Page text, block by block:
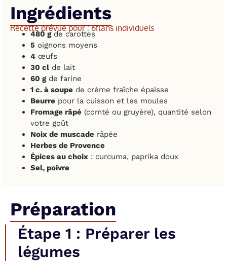
Ingrédients
Recette prévue pour : 6flans individuels
480 gde carottes
5 oignons moyens
4 œufs
30 cl de lait
60 gde farine
1 c. à soupe de crème fraîche épaisse
Beurre pour la cuisson et les moules
Fromage râpé (comté ou gruyère), quantité selon
votre goût
Noix de muscade râpée
Herbes de Provence
Épices au choix : curcuma, paprika doux
Sel, poivre
Préparation
Étape 1 : Préparer les
légumes